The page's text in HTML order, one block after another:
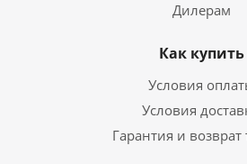
Дилерам
Как купить
Условия
Условия
Гарантия и возврат